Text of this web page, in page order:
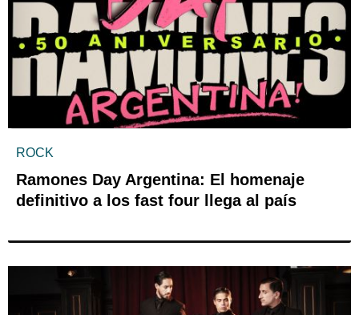
ROCK
Ramones Day Argentina: El homenaje
definitivo a los fast four llega al país